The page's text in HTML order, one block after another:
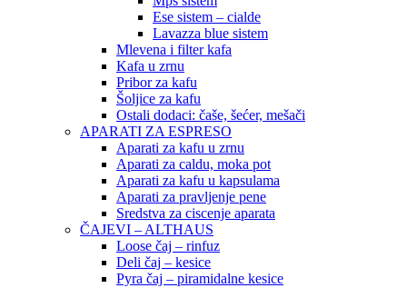
Ese sistem – cialde
Lavazza blue sistem
Mlevena i filter kafa
Kafa u zrnu
Pribor za kafu
Šoljice za kafu
Ostali dodaci: čaše, šećer, mešači
APARATI ZA ESPRESO
Aparati za kafu u zrnu
Aparati za caldu, moka pot
Aparati za kafu u kapsulama
Aparati za pravljenje pene
Sredstva za ciscenje aparata
ČAJEVI – ALTHAUS
Loose čaj – rinfuz
Deli čaj – kesice
Pyra čaj – piramidalne kesice